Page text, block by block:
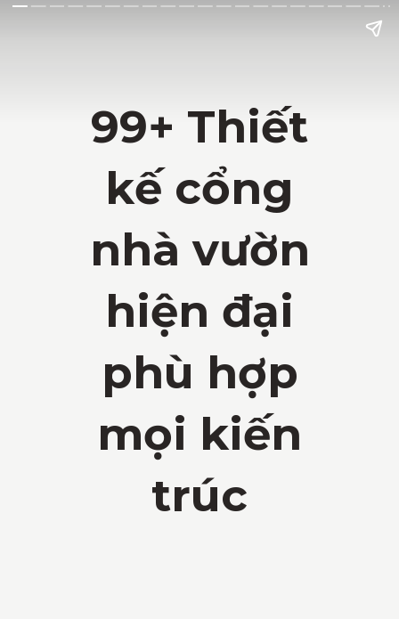
99+ Thiết
kế cổng
nhà vườn
hiện đại
phù hợp
mọi kiến
trúc